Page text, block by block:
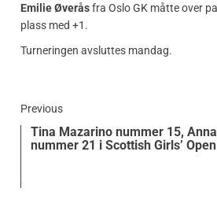
Emilie Øveråsfra Oslo GK måtte over
plass med +1.
Turneringen avsluttes mandag.
Previous
Tina Mazarino nummer 15,
nummer 21 i Scottish Girls’